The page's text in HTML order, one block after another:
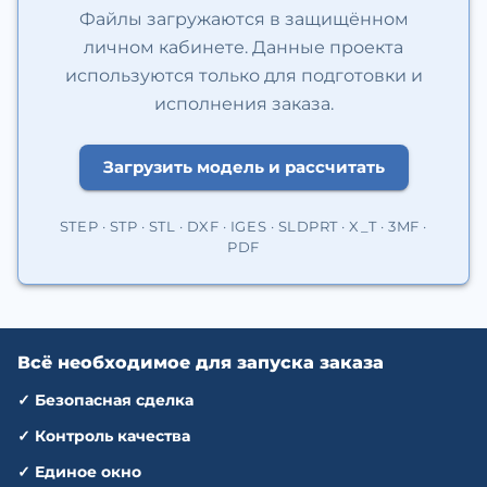
Файлы загружаются в защищённом
личном кабинете. Данные проекта
используются только для подготовки и
исполнения заказа.
Загрузить модель и рассчитать
STEP · STP · STL · DXF · IGES · SLDPRT · X_T · 3MF ·
PDF
Всё необходимое для запуска заказа
✓ Безопасная сделка
✓ Контроль качества
✓ Единое окно